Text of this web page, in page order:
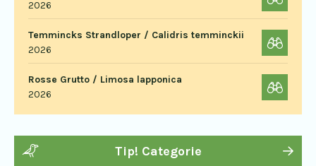
2026
Temmincks Strandloper / Calidris temminckii
2026
Rosse Grutto / Limosa lapponica
2026
Tip! Categorie